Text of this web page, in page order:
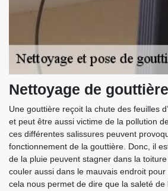
Nettoyage de gouttière
Une gouttière reçoit la chute des feuilles
et peut être aussi victime de la pollution de
ces différentes salissures peuvent
fonctionnement de la gouttière. Donc, il
de la pluie peuvent stagner dans la
couler aussi dans le mauvais endroit
cela nous permet de dire que la saleté